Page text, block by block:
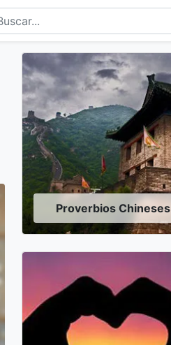
Proverbios Chineses